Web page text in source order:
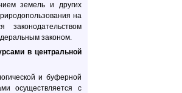
земель и других
на
законодательством
законом.
в центральной
и буферной
осуществляется с